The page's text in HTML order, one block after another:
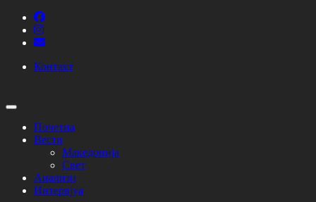
Контакт
Почетна
Вести
Македонија
Свет
Анализи
Интервјуа